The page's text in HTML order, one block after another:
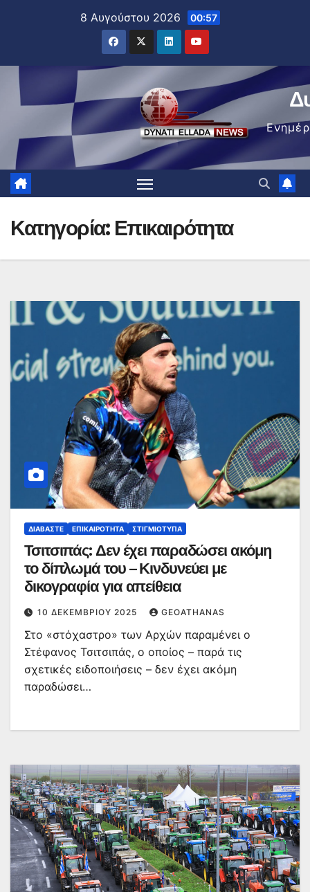
8 Αυγούστου 2026 00:57
Κατηγορία: Επικαιρότητα
ΔΙΑΒΆΣΤΕ ΕΠΙΚΑΙΡΌΤΗΤΑ ΣΤΙΓΜΙΌΤΥΠΑ
Τσιτσιπάς: Δεν έχει παραδώσει ακόμη
το δίπλωμά του – Κινδυνεύει με
δικογραφία για απείθεια
10 ΔΕΚΕΜΒΡΊΟΥ 2025 GEOATHANAS
Στο «στόχαστρο» των Αρχών παραμένει ο
Στέφανος Τσιτσιπάς, ο οποίος – παρά τις
σχετικές ειδοποιήσεις – δεν έχει ακόμη
παραδώσει…